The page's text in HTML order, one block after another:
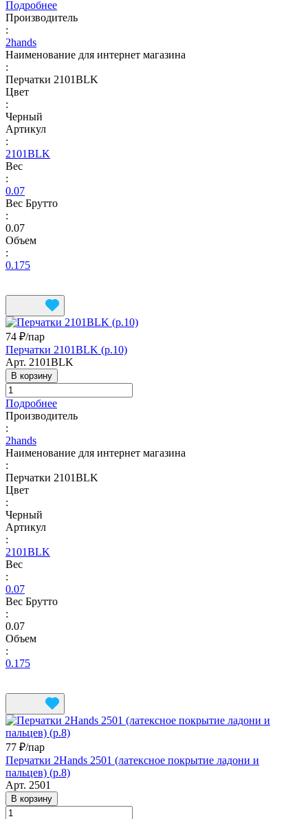
Подробнее
Производитель
:
2hands
Наименование для интернет магазина
:
Перчатки 2101BLK
Цвет
:
Черный
Артикул
:
2101BLK
Вес
:
0.07
Вес Брутто
:
0.07
Объем
:
0.175
74 ₽/пар
Перчатки 2101BLK (р.10)
Арт. 2101BLK
В корзину
Подробнее
Производитель
:
2hands
Наименование для интернет магазина
:
Перчатки 2101BLK
Цвет
:
Черный
Артикул
:
2101BLK
Вес
:
0.07
Вес Брутто
:
0.07
Объем
:
0.175
77 ₽/пар
Перчатки 2Hands 2501 (латексное покрытие ладони и
пальцев) (р.8)
Арт. 2501
В корзину